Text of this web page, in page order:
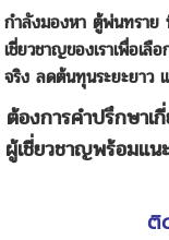
กำลังมองหา ตู้พ่นทราย
เชี่ยวชาญของเราเพื่อเ
จริง ลดต้นทุนระยะยาว
ต้องการคำปรึกษาเ
ผู้เชี่ยวชาญพร้อมแ
ติ